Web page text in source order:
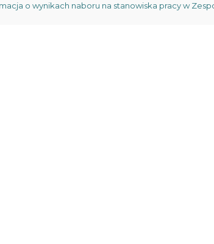
o wynikach naboru na stanowiska pracy w